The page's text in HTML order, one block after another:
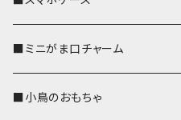
■ミニがま口チャーム
■小鳥のおもちゃ